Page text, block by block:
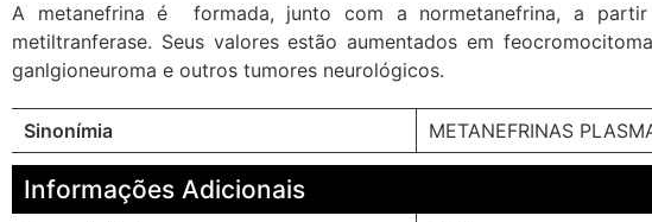
A metanefrina é formada, junto com a normetanefrina, a partir
metiltranferase. Seus valores estão aumentados em
ganlgioneuroma e outros tumores neurológicos.
Sinonímia METANEFRINAS
Informações Adicionais